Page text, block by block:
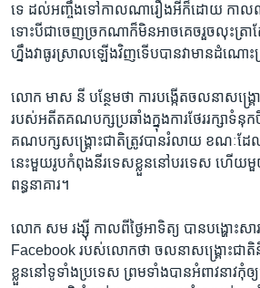
ទេ ដល់​អញ្ចឹង​ទៅ​កាលណា​រឿង​អីក៏​ដោយ កាលណ
ទោះបីជា​ចេញ​ច្រកណា​ក៏​មិនអាច​គេច​រួច​លុះត្រ
ហ្នឹង​វា​ធូរ​ស្រាល​ឡើង​វិញ​ទើប​បាន​វា​មាន​ដំណោ
លោក មាស នី ​បន្ថែម​ថា ​ការ​បង្កើត​ចលនា​សង្គ្រ
របស់​អតីត​គណបក្ស​ប្រឆាំង​ក្នុង​ការ​ថែររក្សា​ទំនុក​ចិ
គណបក្ស​សង្គ្រោះ​ជាតិ​ត្រូវ​បាន​រំលាយ​ ខណៈ​ដ
នេះ​មួយ​រូប​កំពុង​នីរទេស​ខ្លួន​នៅ​បរទេស​ ​ហើយ​
ពន្ធនាគារ។​
លោក​ ​សម រង្ស៊ី​ ​កាល​ពី​ថ្ងៃ​អាទិត្យ ​បាន​បង្ហោះ​ស
Facebook​ របស់​លោក​ថា ​ចលនា​សង្គ្រោះជា
ខ្លួន​នៅ​ទូទាំង​ប្រទេស​ ​ព្រម​ទាំង​បាន​អំពាវនាវ​កុំ​